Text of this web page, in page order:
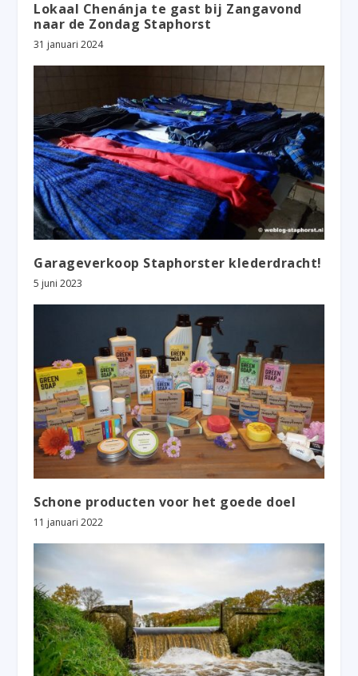
Lokaal Chenánja te gast bij Zangavond
naar de Zondag Staphorst
31 januari 2024
Garageverkoop Staphorster klederdracht!
5 juni 2023
Schone producten voor het goede doel
11 januari 2022